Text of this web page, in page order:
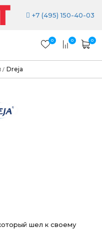
+7 (495) 150-40-03
0 0 0
/ Dreja
шел к своему